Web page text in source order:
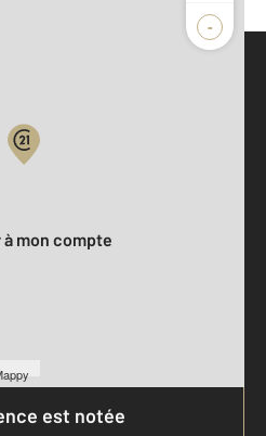
-
à mon compte
est notée